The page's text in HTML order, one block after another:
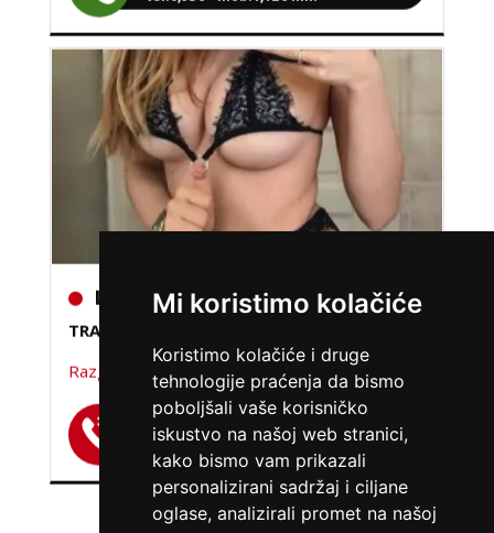
Mi koristimo kolačiće
Koristimo kolačiće i druge
tehnologije praćenja da bismo
poboljšali vaše korisničko
iskustvo na našoj web stranici,
kako bismo vam prikazali
personalizirani sadržaj i ciljane
oglase, analizirali promet na našoj
LUCIJA /
TRAŽIM:
brak, veza, ljubav, avantura, seks
Razgovaram, nazovi čim završim!
Broj: 064/677-677
tel:0,93€ - mob:1,12€ min